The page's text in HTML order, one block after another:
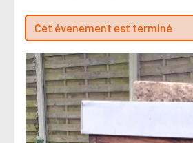
Cet évenement est terminé